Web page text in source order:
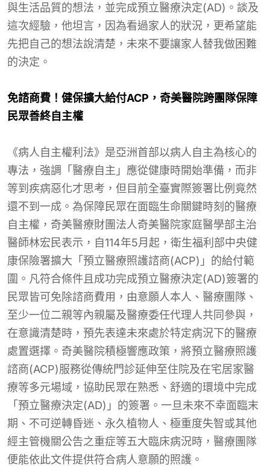
與生活品質的想法，並完成預立醫療決定(AD)。談及
這次經驗，他坦言，因為看過家人的狀況，更希望能
先把自己的想法說清楚，未來不要讓家人替我做困難
的決定。
免諮商費！健保擴大給付ACP ，奇美醫院跨團隊保障
民眾善終自主權
《病人自主權利法》是亞洲首部以病人自主為核心的
專法，強調「醫療自主」應從健康時開始準備，而非
等到疾病惡化才思考，但目前全臺實際簽署比例竟然
還不到一成。為保障民眾在面臨生命關鍵時刻的醫療
自主權，奇美醫療財團法人奇美醫院家庭醫學部主治
醫師林宏民表示，自114年5月起，衛生福利部中央健
康保險署擴大「預立醫療照護諮商(ACP)」的給付範
圍。凡符合條件且成功完成預立醫療決定(AD)簽署的
民眾皆可免除諮商費用，由意願人本人、醫療團隊、
至少一位二親等內親屬及醫療委任代理人共同參與，
在意識清楚時，預先表達未來處於特定病況下的醫療
處置選擇。奇美醫院積極響應政策，將預立醫療照護
諮商(ACP)服務從傳統門診延伸至住院及在宅居家醫
療等多元場域，協助民眾在熟悉、舒適的環境中完成
「預立醫療決定(AD)」的簽署。一旦未來不幸面臨末
期、不可逆轉昏迷、永久植物人、極重度失智或其他
經主管機關公告之重症等五大臨床病況時，醫療團隊
便能依此文件提供符合病人意願的照護。